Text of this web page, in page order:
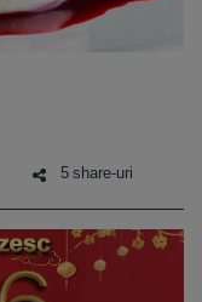
5 share-uri